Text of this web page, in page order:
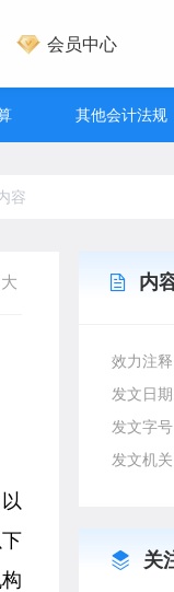
会员中心
其他会计法规
内
效力注
发文日
发文字
发文机
关
大